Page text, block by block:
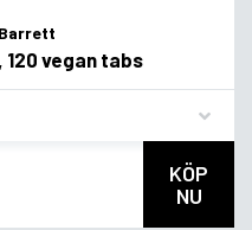
vegan tabs
KÖP
NU